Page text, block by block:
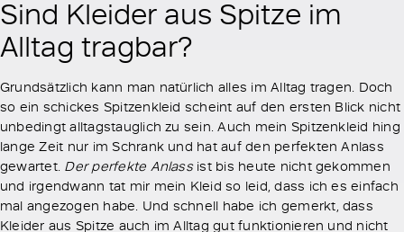
Sind Kleider aus Spitze im
Alltag tragbar?
Grundsätzlich kann man natürlich alles im Alltag tragen. Doch
so ein schickes Spitzenkleid scheint auf den ersten Blick nicht
unbedingt alltagstauglich zu sein. Auch mein Spitzenkleid hing
lange Zeit nur im Schrank und hat auf den perfekten Anlass
gewartet. Der perfekte Anlassist bis heute nicht gekommen
und irgendwann tat mir mein Kleid so leid, dass ich es einfach
mal angezogen habe. Und schnell habe ich gemerkt, dass
Kleider aus Spitze auch im Alltag gut funktionieren und nicht